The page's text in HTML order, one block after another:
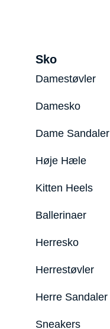
Sko
Damestøvler
Damesko
Dame Sandaler
Høje Hæle
Kitten Heels
Ballerinaer
Herresko
Herrestøvler
Herre Sandaler
Sneakers